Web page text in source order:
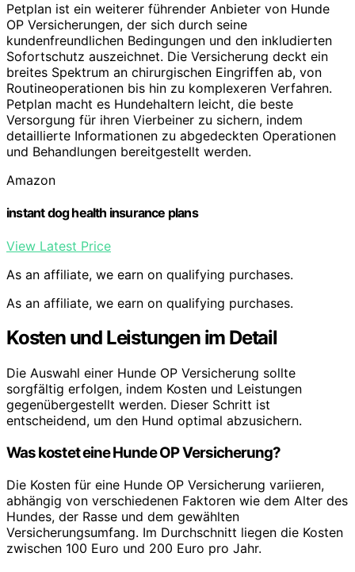
Petplan ist ein weiterer führender Anbieter von Hunde
OP Versicherungen, der sich durch seine
kundenfreundlichen Bedingungen und den inkludierten
Sofortschutz auszeichnet. Die Versicherung deckt ein
breites Spektrum an chirurgischen Eingriffen ab, von
Routineoperationen bis hin zu komplexeren Verfahren.
Petplan macht es Hundehaltern leicht, die beste
Versorgung für ihren Vierbeiner zu sichern, indem
detaillierte Informationen zu abgedeckten Operationen
und Behandlungen bereitgestellt werden.
Amazon
instant dog health insurance plans
View Latest Price
As an affiliate, we earn on qualifying purchases.
As an affiliate, we earn on qualifying purchases.
Kosten und Leistungen im Detail
Die Auswahl einer Hunde OP Versicherung sollte
sorgfältig erfolgen, indem Kosten und Leistungen
gegenübergestellt werden. Dieser Schritt ist
entscheidend, um den Hund optimal abzusichern.
Was kostet eine Hunde OP Versicherung?
Die Kosten für eine Hunde OP Versicherung variieren,
abhängig von verschiedenen Faktoren wie dem Alter des
Hundes, der Rasse und dem gewählten
Versicherungsumfang. Im Durchschnitt liegen die Kosten
zwischen 100 Euro und 200 Euro pro Jahr.